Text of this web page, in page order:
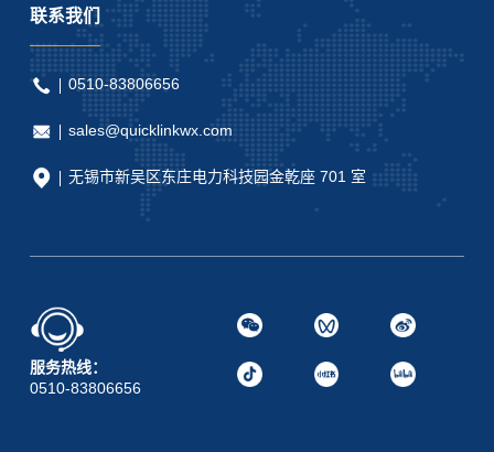
联系我们
0510-83806656
sales@quicklinkwx.com
无锡市新吴区东庄电力科技园金乾座 701 室
服务热线：
0510-83806656